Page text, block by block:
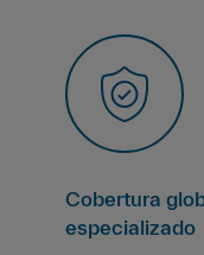
Cobertura
especializado